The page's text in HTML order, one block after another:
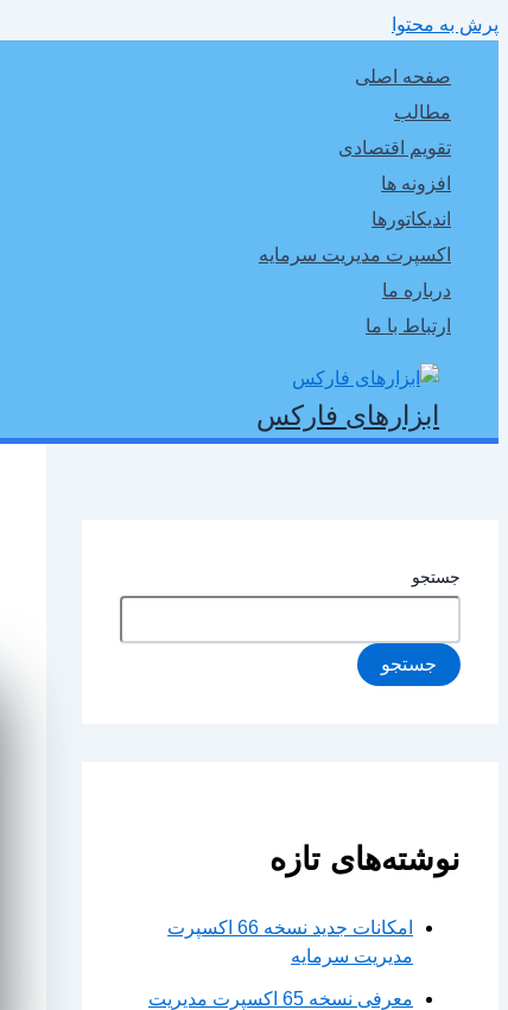
پرش به محتوا
صفحه اصلی
مطالب
تقویم اقتصادی
افزونه ها
اندیکاتورها
اکسپرت مدیریت سرمایه
درباره ما
ارتباط با ما
ابزارهای فارکس
جستجو
جستجو
نوشته‌های تازه
امکانات جدید نسخه 66 اکسپرت
مدیریت سرمایه
معرفی نسخه 65 اکسپرت مدیریت